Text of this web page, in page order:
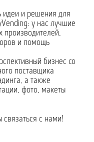
идеи и решения для
у нас лучшие
производителей,
и помощь
бизнес со
поставщика
а также
фото, макеты
с нами!